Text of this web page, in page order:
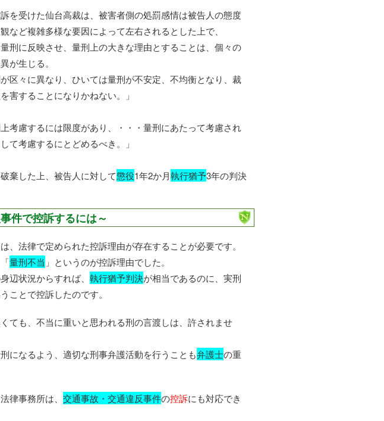
を受けた仙台高裁は、被害者側の処罰感情は被告人の態度
など複雑多様な要因によって左右されるとした上で、
刑に反映させ、量刑上の大きな理由とすることは、個々の
が生じる。
区々に異なり、ひいては量刑が不安定、不均衡となり、裁
害することになりかねない。」
考慮するには限度があり、・・・量刑にあたって考慮され
て考慮するにとどめるべき。」
棄した上、被告人に対して懲役1年2か月執行猶予3年の判決
件で控訴するには～
、法律で定められた控訴理由が存在することが必要です。
量刑不当 」というのが控訴理由でした。
辺状況からすれば、 執行猶予判決が相当であるのに、実刑
ことで控訴したのです。
ても、不当に重いと思われる刑の言渡しは、許されませ
になるよう、適切な刑事弁護活動を行うことも弁護士の重
律事務所は、 交通事故・交通違反事件の控訴にも対応でき